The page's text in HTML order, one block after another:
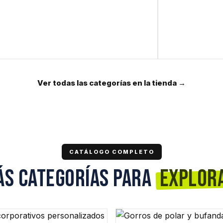
Ver todas las categorías en la tienda →
CATÁLOGO COMPLETO
CATEGORÍAS PARA